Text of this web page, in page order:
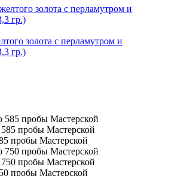
золота с перламутром и
гр.)
585 пробы Мастерской
пробы Мастерской
пробы Мастерской
750 пробы Мастерской
пробы Мастерской
пробы Мастерской